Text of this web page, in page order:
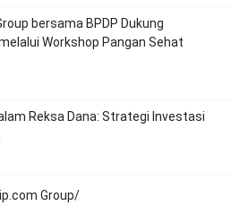
bersama BPDP Dukung
Workshop Pangan Sehat
Reksa Dana: Strategi Investasi
Group/